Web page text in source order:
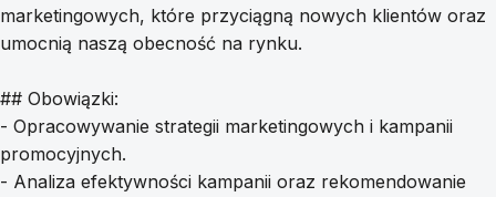
marketingowych, które przyciągną nowych klientów oraz
umocnią naszą obecność na rynku.
## Obowiązki:
- Opracowywanie strategii marketingowych i kampanii
promocyjnych.
- Analiza efektywności kampanii oraz rekomendowanie